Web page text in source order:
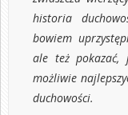
historia
bowiem
ale też
możliwie
duchowości.